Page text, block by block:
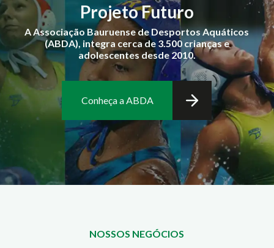
Projeto Futuro
A Associação Bauruense de Desportos Aquáticos
(ABDA), integra cerca de 3.500 crianças e
adolescentes desde 2010.
Conheça a ABDA
NOSSOS NEGÓCIOS